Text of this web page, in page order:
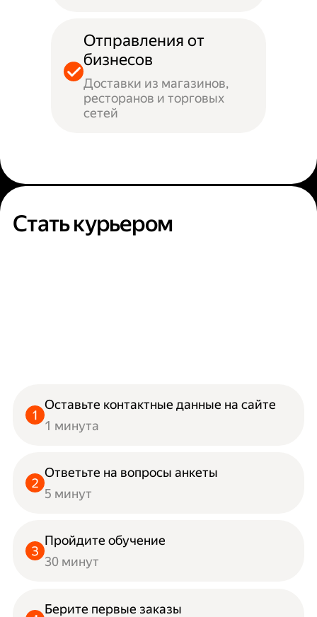
Отправления от
бизнесов
Доставки из магазинов,
ресторанов и торговых
сетей
Стать курьером
Оставьте контактные данные на сайте
1 минута
Ответьте на вопросы анкеты
5 минут
Пройдите обучение
30 минут
Берите первые заказы